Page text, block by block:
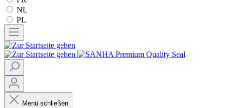
NL
PL
Menü schließen